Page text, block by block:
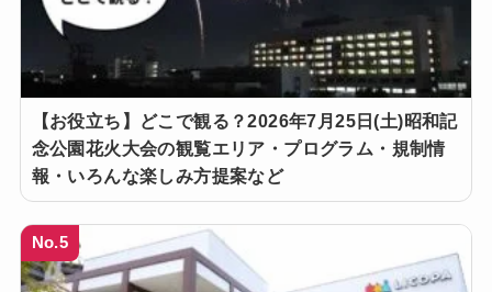
【お役立ち】どこで観る？2026年7月25日(土)昭和記
念公園花火大会の観覧エリア・プログラム・規制情
報・いろんな楽しみ方提案など
No.5